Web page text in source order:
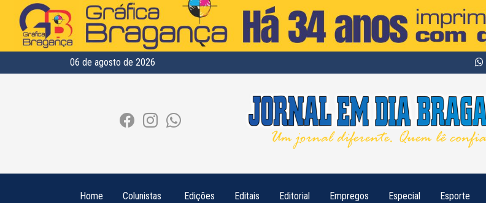
06 de agosto de 2026
Home Colunistas Edições Editais Editorial Empregos Especial Esporte